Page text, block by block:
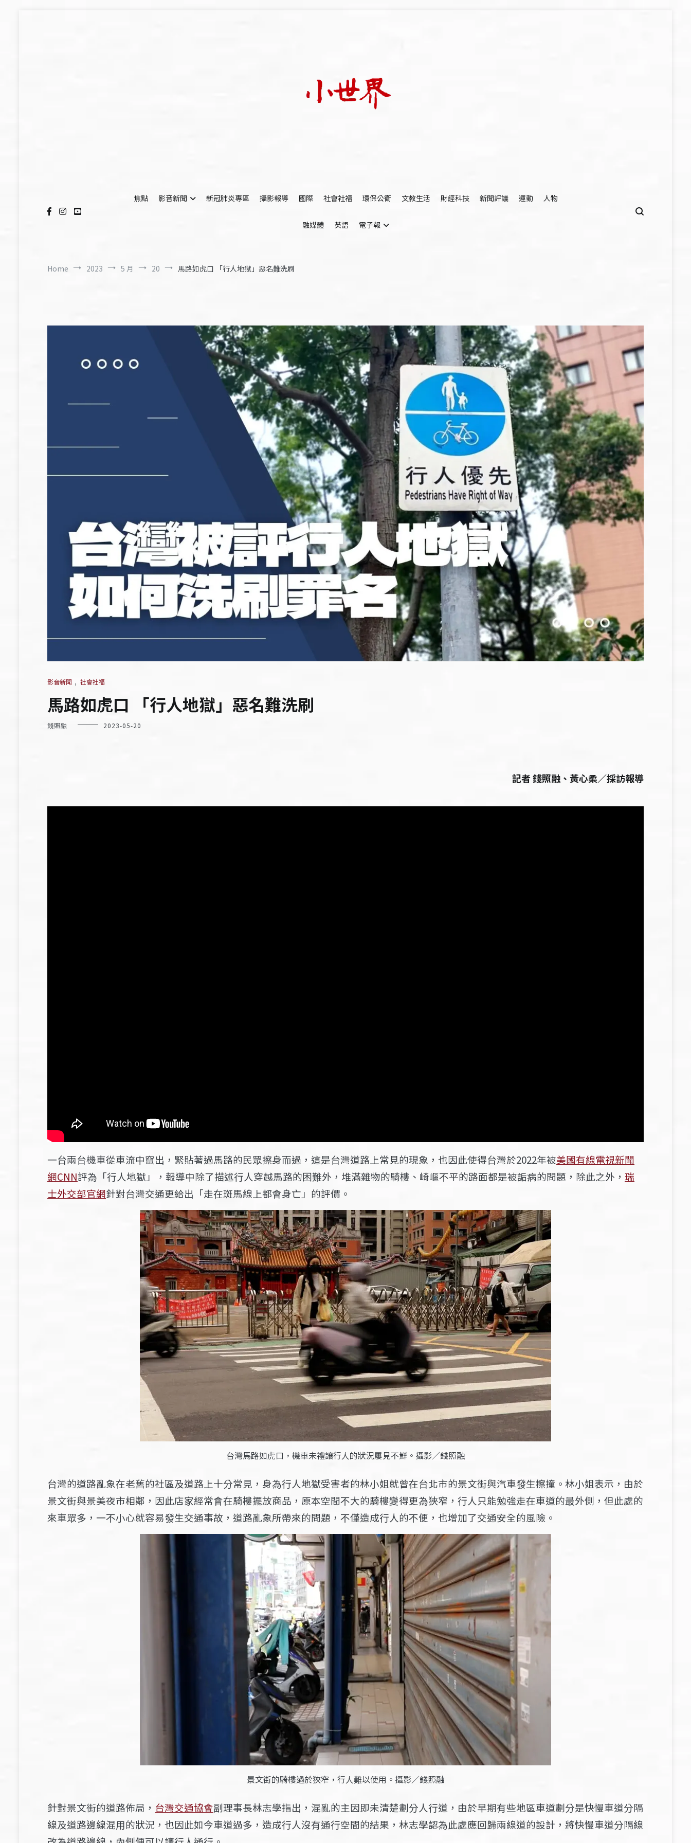
焦點
影音新聞 新冠肺炎專區 攝影報導 國際 社會社福 環保公衛 文教生活 財經科技 新聞評議 運動 人物
融媒體 英語 電子報
Home 2023 5 月 20 馬路如虎口 「行人地獄」惡名難洗刷
影音新聞 , 社會社福
馬路如虎口 「行人地獄」惡名難洗刷
錢照融 2023-05-20
記者 錢照融、黃心柔／採訪報導
一台兩台機車從車流中竄出，緊貼著過馬路的民眾擦身而過，這是台灣道路上常見的現象，也因此使得台灣於2022年被美國有線電視新聞
網CNN評為「行人地獄」，報導中除了描述行人穿越馬路的困難外，堆滿雜物的騎樓、崎嶇不平的路面都是被詬病的問題，除此之外， 瑞
士外交部官網針對台灣交通更給出「走在斑馬線上都會身亡」的評價。
台灣馬路如虎口，機車未禮讓行人的狀況屢見不鮮。攝影／錢照融
台灣的道路亂象在老舊的社區及道路上十分常見，身為行人地獄受害者的林小姐就曾在台北市的景文街與汽車發生擦撞。林小姐表示，由於
景文街與景美夜市相鄰，因此店家經常會在騎樓擺放商品，原本空間不大的騎樓變得更為狹窄，行人只能勉強走在車道的最外側，但此處的
來車眾多，一不小心就容易發生交通事故，道路亂象所帶來的問題，不僅造成行人的不便，也增加了交通安全的風險。
景文街的騎樓過於狹窄，行人難以使用。攝影／錢照融
針對景文街的道路佈局， 台灣交通協會副理事長林志學指出，混亂的主因即未清楚劃分人行道，由於早期有些地區車道劃分是快慢車道分隔
線及道路邊線混用的狀況，也因此如今車道過多，造成行人沒有通行空間的結果，林志學認為此處應回歸兩線道的設計，將快慢車道分隔線